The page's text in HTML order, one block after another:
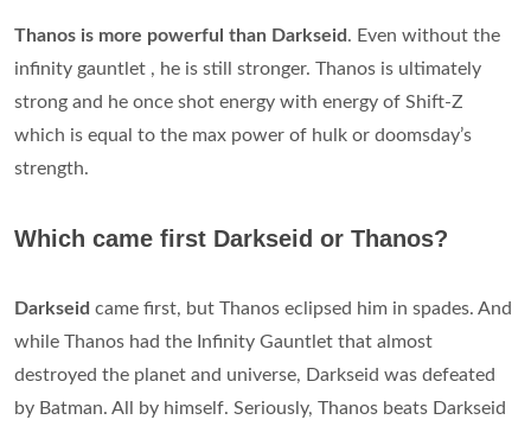
Thanos is more powerful than Darkseid . Even without the
infinity gauntlet , he is still stronger. Thanos is ultimately
strong and he once shot energy with energy of Shift-Z
which is equal to the max power of hulk or doomsday’s
strength.
Which came first Darkseid or Thanos?
Darkseid came first, but Thanos eclipsed him in spades. And
while Thanos had the Infinity Gauntlet that almost
destroyed the planet and universe, Darkseid was defeated
by Batman. All by himself. Seriously, Thanos beats Darkseid